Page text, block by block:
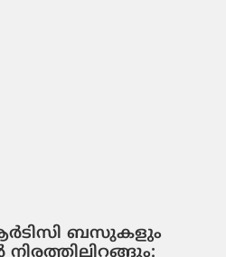
ബസുകളും